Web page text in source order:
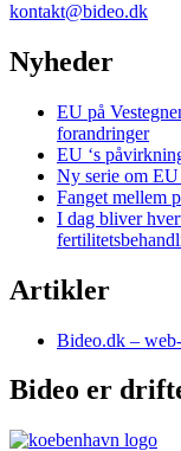
kontakt@bideo.dk
Nyheder
EU på
forandringer
EU ‘s
Ny serie om
Fanget mellem
I dag bliver
Artikler
Bideo.dk –
Bideo er